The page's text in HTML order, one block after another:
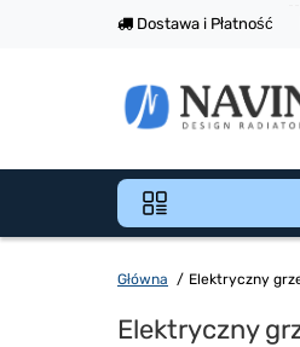
Dostawa i Płatność
Główna Elektryczny
Elektryczny